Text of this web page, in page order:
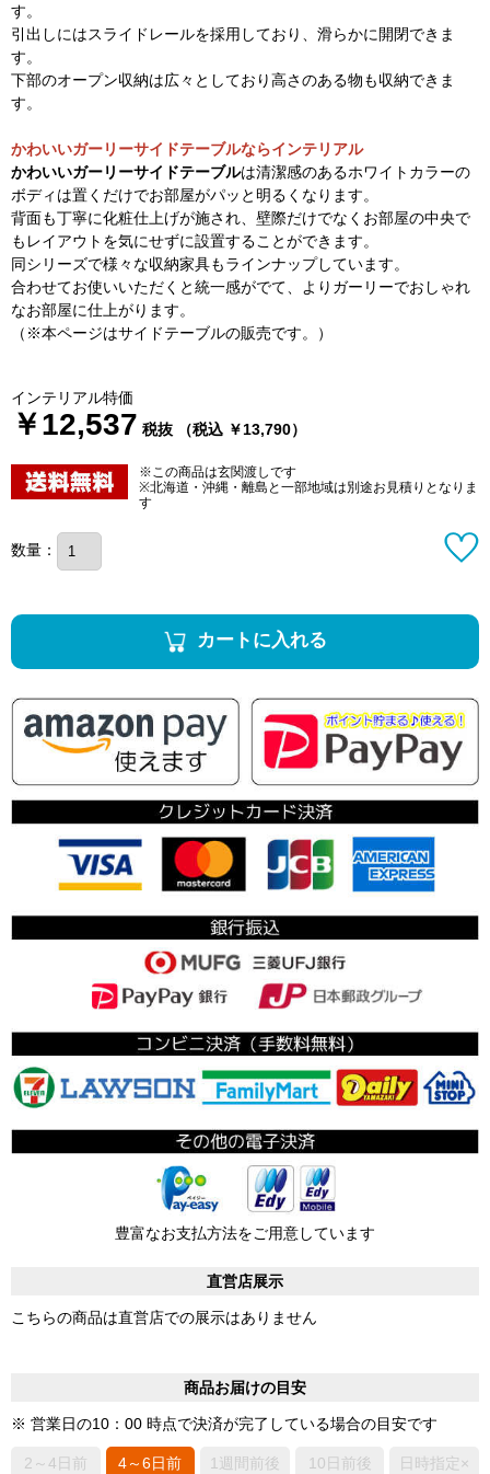
す。
引出しにはスライドレールを採用しており、滑らかに開閉できま
す。
下部のオープン収納は広々としており高さのある物も収納できま
す。
かわいいガーリーサイドテーブルならインテリアル
かわいいガーリーサイドテーブルは清潔感のあるホワイトカラーの
ボディは置くだけでお部屋がパッと明るくなります。
背面も丁寧に化粧仕上げが施され、壁際だけでなくお部屋の中央で
もレイアウトを気にせずに設置することができます。
同シリーズで様々な収納家具もラインナップしています。
合わせてお使いいただくと統一感がでて、よりガーリーでおしゃれ
なお部屋に仕上がります。
（※本ページはサイドテーブルの販売です。）
インテリアル特価
￥12,537 税抜 （税込 ￥13,790）
※この商品は玄関渡しです
※北海道・沖縄・離島と一部地域は別途お見積りとなりま
す
数量：
カートに入れる
豊富なお支払方法をご用意しています
直営店展示
こちらの商品は直営店での展示はありません
商品お届けの目安
※ 営業日の10：00 時点で決済が完了している場合の目安です
2～4日前 4～6日前 1週間前後 10日前後 日時指定×